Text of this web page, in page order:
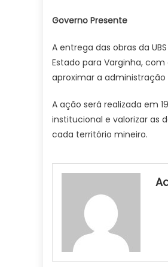
Governo Presente
A entrega das obras da
Estado para Varginha,
aproximar a
A ação será realizada em
institucional e valorizar as
cada território mineiro.